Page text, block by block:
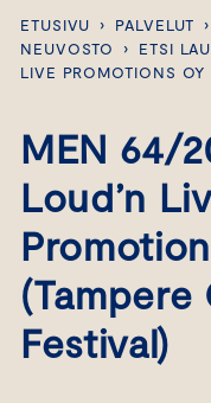
ETUSIVU › PALVELUT ›
NEUVOSTO
› ETSI
LIVE PROMOTIONS OY
MEN 64/
Loud’n
(Tampere
Festival)